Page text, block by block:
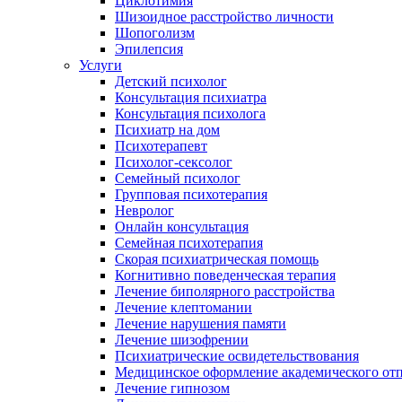
Шизоидное расстройство личности
Шопоголизм
Эпилепсия
Услуги
Детский психолог
Консультация психиатра
Консультация психолога
Психиатр на дом
Психотерапевт
Психолог-сексолог
Семейный психолог
Групповая психотерапия
Невролог
Онлайн консультация
Семейная психотерапия
Скорая психиатрическая помощь
Когнитивно поведенческая терапия
Лечение биполярного расстройства
Лечение клептомании
Лечение нарушения памяти
Лечение шизофрении
Психиатрические освидетельствования
Медицинское оформление академического
Лечение гипнозом